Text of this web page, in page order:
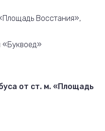
Восстания»,
«Буквоед»
от ст. м. «Площадь